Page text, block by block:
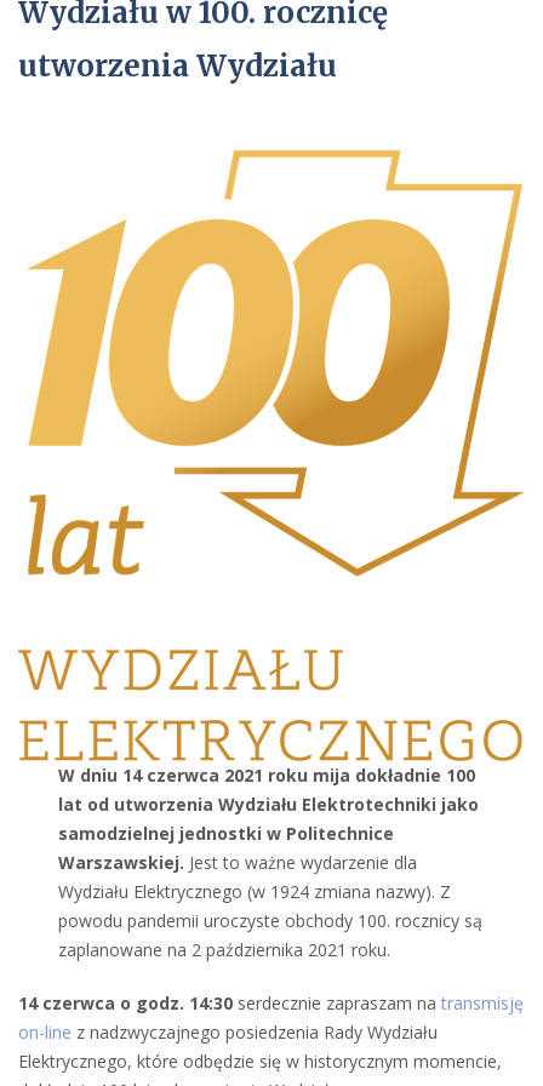
Wydziału w 100. rocznicę
utworzenia Wydziału
W dniu 14 czerwca 2021 roku mija dokładnie 100
lat od utworzenia Wydziału Elektrotechniki jako
samodzielnej jednostki w Politechnice
Warszawskiej. Jest to ważne wydarzenie dla
Wydziału Elektrycznego (w 1924 zmiana nazwy). Z
powodu pandemii uroczyste obchody 100. rocznicy są
zaplanowane na 2 października 2021 roku.
14 czerwca o godz. 14:30 serdecznie zapraszam na transmisję
on-line z nadzwyczajnego posiedzenia Rady Wydziału
Elektrycznego, które odbędzie się w historycznym momencie,